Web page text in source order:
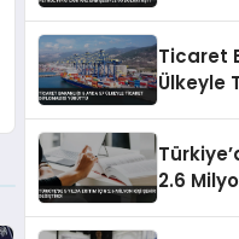
Ticaret
Ülkeyle
2.6